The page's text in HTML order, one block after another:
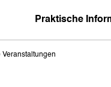
Praktische
Veranstaltungen